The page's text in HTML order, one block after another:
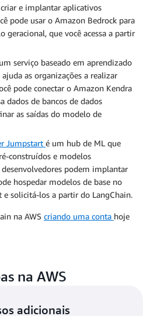
e implantar aplicativos
pode usar o Amazon Bedrock para
geracional, que você acessa a partir
serviço baseado em aprendizado
as organizações a realizar
pode conectar o Amazon Kendra
dados de bancos de dados
as saídas do modelo de
Jumpstart é um hub de ML que
construídos e modelos
podem implantar
hospedar modelos de base no
e solicitá-los a partir do LangChain.
na AWS criando uma conta hoje
na AWS
adicionais